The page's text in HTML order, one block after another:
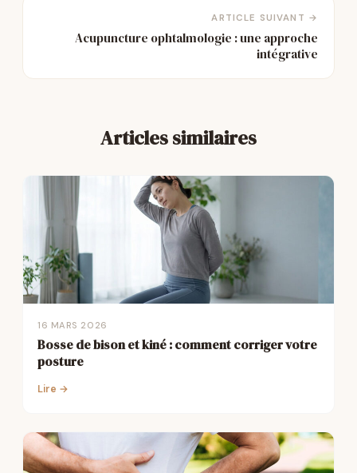
ARTICLE SUIVANT →
Acupuncture ophtalmologie : une approche
intégrative
Articles similaires
16 MARS 2026
Bosse de bison et kiné : comment corriger votre
posture
Lire →